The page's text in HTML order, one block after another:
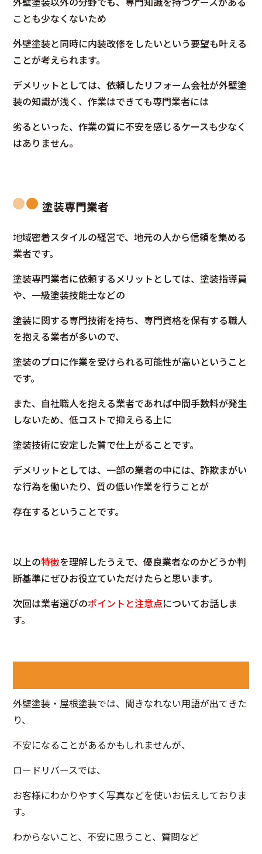
ことも少なくないため
外壁塗装と同時に内装改修をしたいという要望も叶える
ことが考えられます。
デメリットとしては、依頼したリフォーム会社が外壁塗
装の知識が浅く、作業はできても専門業者には
劣るといった、作業の質に不安を感じるケースも少なく
はありません。
塗装専門業者
地域密着スタイルの経営で、地元の人から信頼を集める
業者です。
塗装専門業者に依頼するメリットとしては、塗装指導員
や、一級塗装技能士などの
塗装に関する専門技術を持ち、専門資格を保有する職人
を抱える業者が多いので、
塗装のプロに作業を受けられる可能性が高いということ
です。
また、自社職人を抱える業者であれば中間手数料が発生
しないため、低コストで抑えらる上に
塗装技術に安定した質で仕上がることです。
デメリットとしては、一部の業者の中には、詐欺まがい
な行為を働いたり、質の低い作業を行うことが
存在するということです。
以上の特徴を理解したうえで、優良業者なのかどうか判
断基準にぜひお役立ていただけたらと思います。
次回は業者選びのポイントと注意点についてお話しま
す。
外壁塗装・屋根塗装では、聞きなれない用語が出てきた
り、
不安になることがあるかもしれませんが、
ロードリバースでは、
お客様にわかりやすく写真などを使いお伝えしておりま
す。
わからないこと、不安に思うこと、質問など